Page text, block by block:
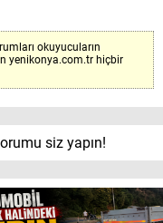
okuyucuların
yenikonya.com.tr hiçbir
siz yapın!